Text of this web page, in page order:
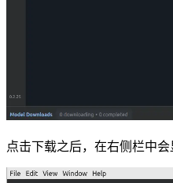
点击下载之后，在右侧栏中会